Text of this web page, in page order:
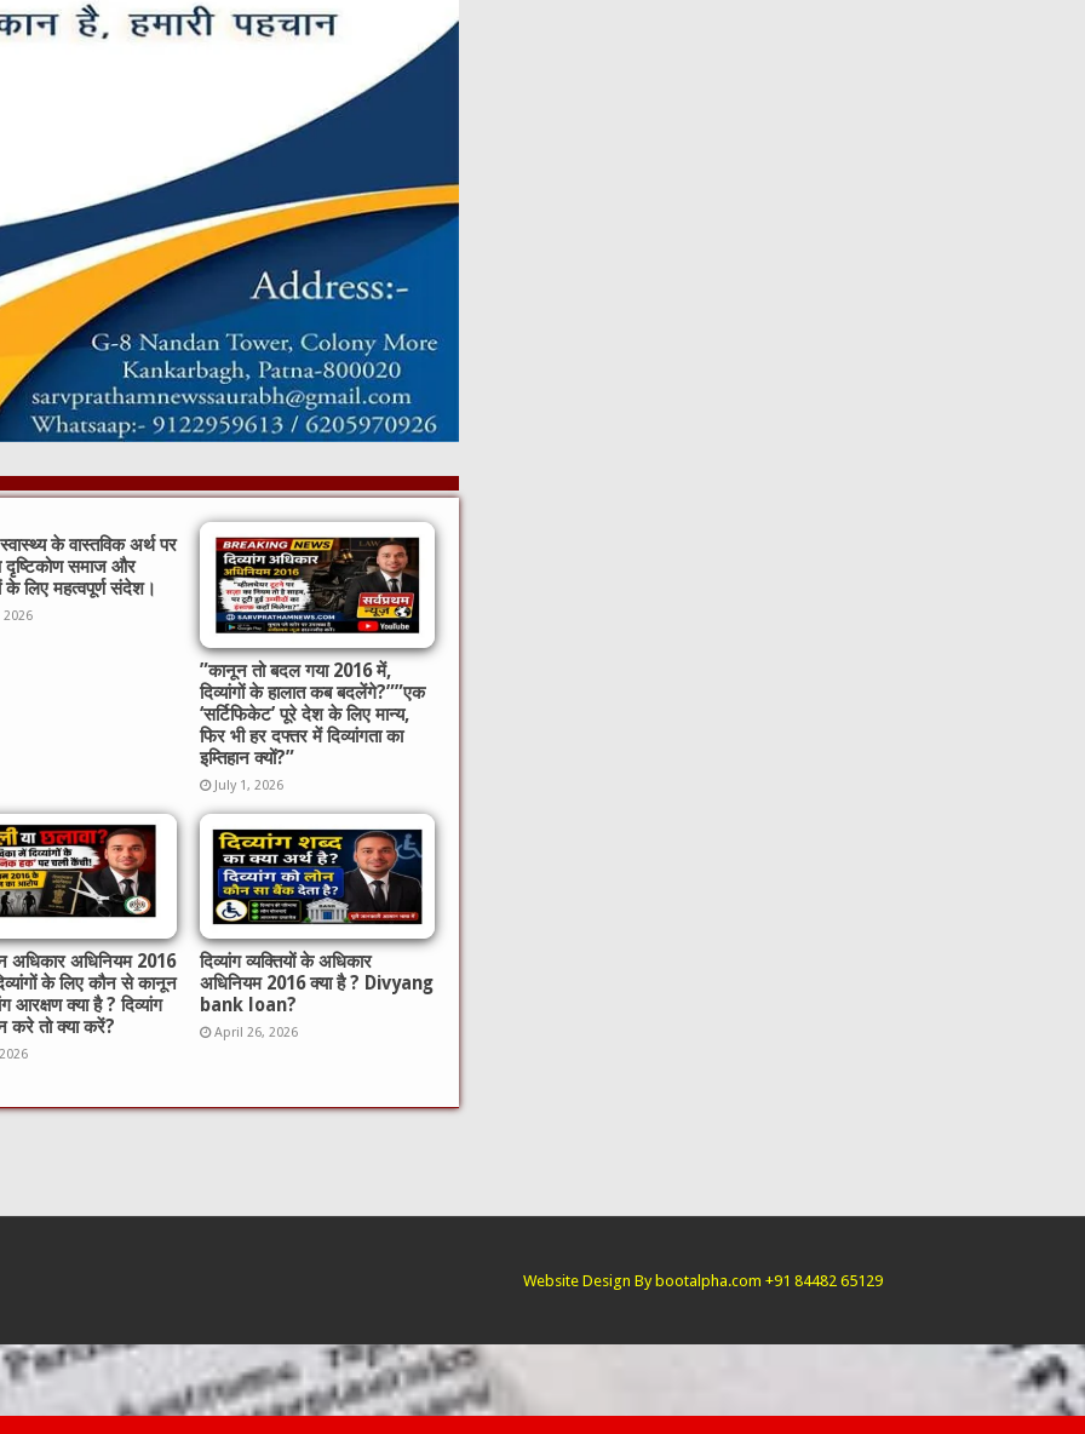
के वास्तविक अर्थ पर
दृष्टिकोण समाज और
के लिए महत्वपूर्ण संदेश।
2026
​”कानून तो बदल गया 2016 में,
दिव्यांगों के हालात कब बदलेंगे?”​”एक
‘सर्टिफिकेट’ पूरे देश के लिए मान्य,
फिर भी हर दफ्तर में दिव्यांगता का
इम्तिहान क्यों?”
July 1, 2026
अधिकार अधिनियम 2016
के लिए कौन से कानून
आरक्षण क्या है ? दिव्यांग
करे तो क्या करें?
दिव्यांग व्यक्तियों के अधिकार
अधिनियम 2016 क्या है ? Divyang
bank loan?
April 26, 2026
Website Design By bootalpha.com +91 84482 65129